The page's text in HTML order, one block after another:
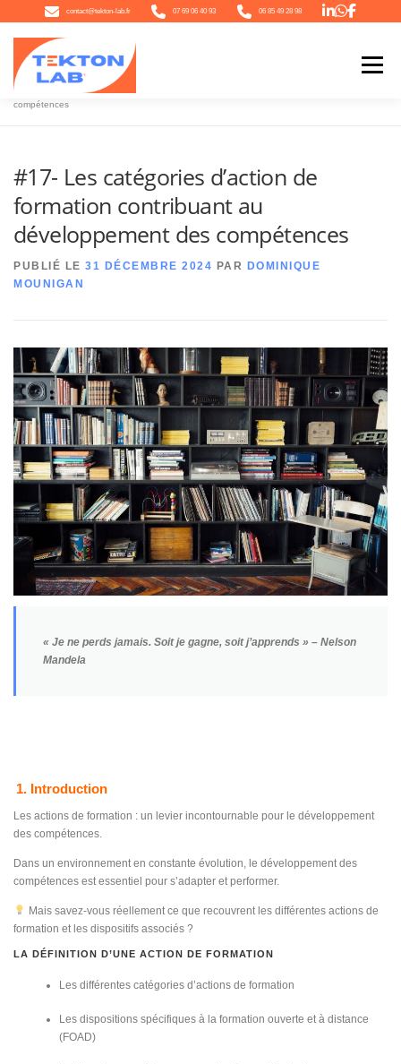
contact@tekton-lab.fr 07 69 06 40 93 06 85 49 28 98
au
contenu
Menu
Accueil
#17- Les catégories d’action de formation contribuant au développement des
compétences
#17- Les catégories d’action de
formation contribuant au
développement des compétences
PUBLIÉ LE 31 DÉCEMBRE 2024 PAR
DOMINIQUE
MOUNIGAN
« Je ne perds jamais. Soit je gagne, soit j’apprends » – Nelson
Mandela
1. Introduction
Les actions de formation : un levier incontournable pour le développement
des compétences.
Dans un environnement en constante évolution, le développement des
compétences est essentiel pour s’adapter et performer.
Mais savez-vous réellement ce que recouvrent les différentes actions de
formation et les dispositifs associés ?
LA DÉFINITION D’UNE ACTION DE FORMATION
Les différentes catégories d’actions de formation
Les dispositions spécifiques à la formation ouverte et à distance
(FOAD)